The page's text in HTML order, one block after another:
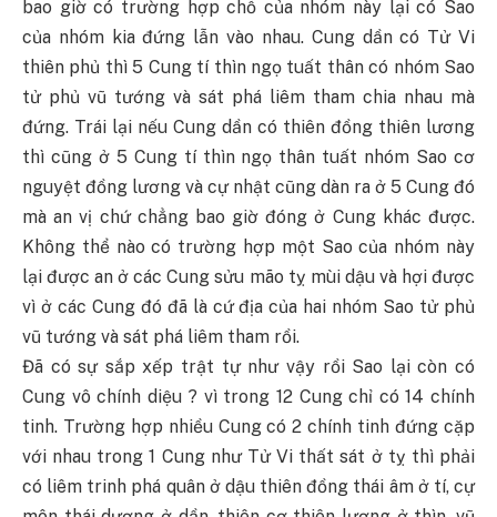
bao giờ có trường hợp chỗ của nhóm này lại có Sao
của nhóm kia đứng lẫn vào nhau. Cung dần có Tử Vi
thiên phủ thì 5 Cung tí thìn ngọ tuất thân có nhóm Sao
tử phủ vũ tướng và sát phá liêm tham chia nhau mà
đứng. Trái lại nếu Cung dần có thiên đồng thiên lương
thì cũng ở 5 Cung tí thìn ngọ thân tuất nhóm Sao cơ
nguyệt đồng lương và cự nhật cũng dàn ra ở 5 Cung đó
mà an vị chứ chẳng bao giờ đóng ở Cung khác được.
Không thể nào có trường hợp một Sao của nhóm này
lại được an ở các Cung sửu mão tỵ mùi dậu và hợi được
vì ở các Cung đó đã là cứ địa của hai nhóm Sao tử phủ
vũ tướng và sát phá liêm tham rồi.
Đã có sự sắp xếp trật tự như vậy rồi Sao lại còn có
Cung vô chính diệu ? vì trong 12 Cung chỉ có 14 chính
tinh. Trường hợp nhiều Cung có 2 chính tinh đứng cặp
với nhau trong 1 Cung như Tử Vi thất sát ở tỵ thì phải
có liêm trinh phá quân ở dậu thiên đồng thái âm ở tí, cự